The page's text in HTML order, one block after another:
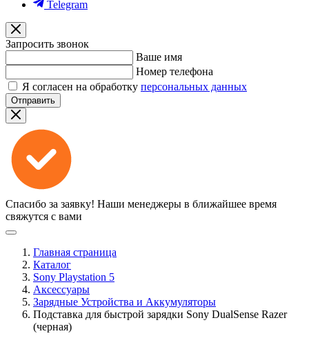
Telegram
Запросить звонок
Ваше имя
Номер телефона
Я согласен на обработку персональных данных
Отправить
Спасибо за заявку! Наши менеджеры в ближайшее время
свяжутся с вами
Главная страница
Каталог
Sony Playstation 5
Аксессуары
Зарядные Устройства и Аккумуляторы
Подставка для быстрой зарядки Sony DualSense Razer
(черная)